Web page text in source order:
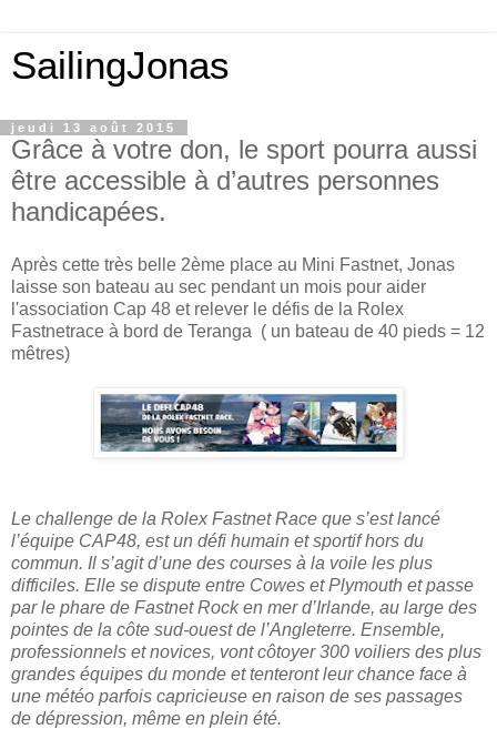
SailingJonas
jeudi 13 août 2015
Grâce à votre don, le sport pourra aussi
être accessible à d’autres personnes
handicapées.
Après cette très belle 2ème place au Mini Fastnet, Jonas
laisse son bateau au sec pendant un mois pour aider
l'association Cap 48 et relever le défis de la Rolex
Fastnetrace à bord de Teranga ( un bateau de 40 pieds = 12
mêtres)
Le challenge de la Rolex Fastnet Race que s’est lancé
l’équipe CAP48, est un défi humain et sportif hors du
commun. Il s’agit d’une des courses à la voile les plus
difficiles. Elle se dispute entre Cowes et Plymouth et passe
par le phare de Fastnet Rock en mer d’Irlande, au large des
pointes de la côte sud-ouest de l’Angleterre. Ensemble,
professionnels et novices, vont côtoyer 300 voiliers des plus
grandes équipes du monde et tenteront leur chance face à
une météo parfois capricieuse en raison de ses passages
de dépression, même en plein été.